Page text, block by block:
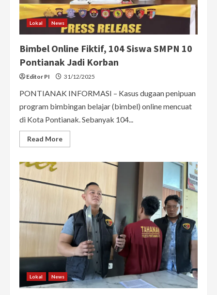
Lokal News
Bimbel Online Fiktif, 104 Siswa SMPN 10
Pontianak Jadi Korban
Editor PI 31/12/2025
PONTIANAK INFORMASI – Kasus dugaan penipuan
program bimbingan belajar (bimbel) online mencuat
di Kota Pontianak. Sebanyak 104...
Read MoreRead
more
Siswa
SMPN
Pontianak
Jadi
Korban
Lokal News